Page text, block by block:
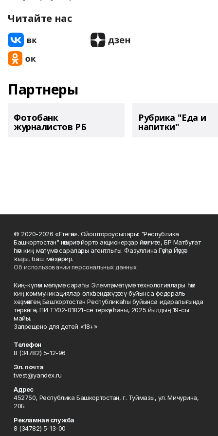
Читайте нас
Партнеры
Фотобанк
журналистов РБ
Рубрика "Еда и
напитки"
© 2020-2026 «Етегән». Ойоштороусылары: "Республика
Башкортостан" нәшриәт йорто акционерҙар йәмғиәте, БР Матбуғат
һәм киң мәғлүмәт саралары агентлығы. Фазуллина Гәүһәр Йәүҙәт
ҡыҙы, баш мөхәррир.
Об использовании персональных данных
Киң-күләм мәғлүмәт сараһы Элемтә, мәғлүмәт технологиялары һәм
киң коммуникациялар өлкәһендә күҙәтеү буйынса федераль
хеҙмәттең Башҡортостан Республикаһы буйынса идаралығында
теркәлгән, ПИ ТУ02-01821-се теркәү һаны, 2025 йылдың 19-сы
майы.
Запрещено для детей «18+»
Телефон
8 (34782) 5-12-96
Эл. почта
tvest@yandex.ru
Адрес
452750, Республика Башкортостан, г. Туймазы, ул. Мичурина,
20Б
Рекламная служба
8 (34782) 5-13-00